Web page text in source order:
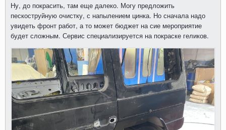
Ну, до покрасить, там еще далеко. Могу предложить
пескоструйную очистку, с напылением цинка. Но сначала надо
увидеть фронт работ, а то может бюджет на сие мероприятие
будет сложным. Сервис специализируется на покраске геликов.